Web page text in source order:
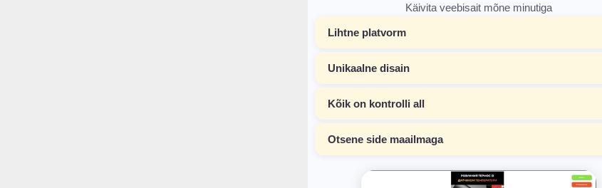
Käivita veebisait mõne minutiga
Lihtne platvorm
Unikaalne disain
Kõik on kontrolli all
Otsene side maailmaga